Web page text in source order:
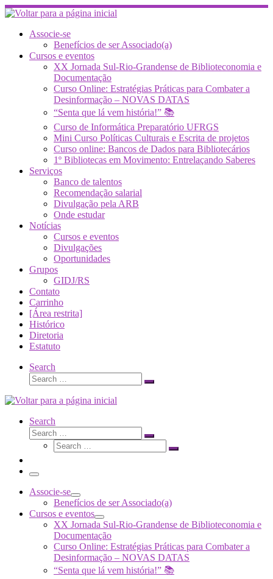
Skip
to
contentAssocie-se
Benefícios de ser Associado(a)
Cursos e eventos
XX Jornada Sul-Rio-Grandense de Biblioteconomia e
Documentação
Curso Online: Estratégias Práticas para Combater a
Desinformação – NOVAS DATAS
“Senta que lá vem história!” 📚
Curso de Informática Preparatório UFRGS
Mini Curso Políticas Culturais e Escrita de projetos
Curso online: Bancos de Dados para Bibliotecários
1º Bibliotecas em Movimento: Entrelaçando Saberes
Serviços
Banco de talentos
Recomendação salarial
Divulgação pela ARB
Onde estudar
Notícias
Cursos e eventos
Divulgações
Oportunidades
Grupos
GIDJ/RS
Contato
Carrinho
[Área restrita]
Histórico
Diretoria
Estatuto
Search
Search
Search
Search
Search
Search
Search
Search
Menu
Associe-se
Benefícios de ser Associado(a)
Cursos e eventos
XX Jornada Sul-Rio-Grandense de Biblioteconomia e
Documentação
Curso Online: Estratégias Práticas para Combater a
Desinformação – NOVAS DATAS
“Senta que lá vem história!” 📚